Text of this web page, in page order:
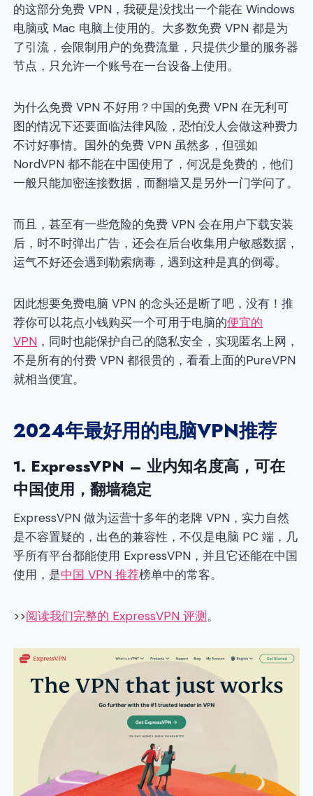
的这部分免费 VPN，我硬是没找出一个能在 Windows
电脑或 Mac 电脑上使用的。大多数免费 VPN 都是为
了引流，会限制用户的免费流量，只提供少量的服务器
节点，只允许一个账号在一台设备上使用。
为什么免费 VPN 不好用？中国的免费 VPN 在无利可
图的情况下还要面临法律风险，恐怕没人会做这种费力
不讨好事情。国外的免费 VPN 虽然多，但强如
NordVPN 都不能在中国使用了，何况是免费的，他们
一般只能加密连接数据，而翻墙又是另外一门学问了。
而且，甚至有一些危险的免费 VPN 会在用户下载安装
后，时不时弹出广告，还会在后台收集用户敏感数据，
运气不好还会遇到勒索病毒，遇到这种是真的倒霉。
因此想要免费电脑 VPN 的念头还是断了吧，没有！推
荐你可以花点小钱购买一个可用于电脑的便宜的
VPN ，同时也能保护自己的隐私安全，实现匿名上网，
不是所有的付费 VPN 都很贵的，看看上面的PureVPN
就相当便宜。
2024年最好用的电脑VPN推荐
1. ExpressVPN – 业内知名度高，可在
中国使用，翻墙稳定
ExpressVPN 做为运营十多年的老牌 VPN，实力自然
是不容置疑的，出色的兼容性，不仅是电脑 PC 端，几
乎所有平台都能使用 ExpressVPN，并且它还能在中国
使用，是中国 VPN 推荐榜单中的常客。
>>阅读我们完整的 ExpressVPN 评测。